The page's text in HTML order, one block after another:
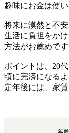
趣味にお金は使
将来に漠然と不
生活に負担をか
方法がお薦めです
ポイントは、20
頃に完済になる
定年後には、家